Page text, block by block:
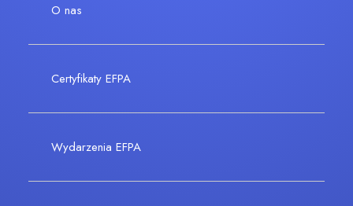
O nas
Certyfikaty EFPA
Wydarzenia EFPA